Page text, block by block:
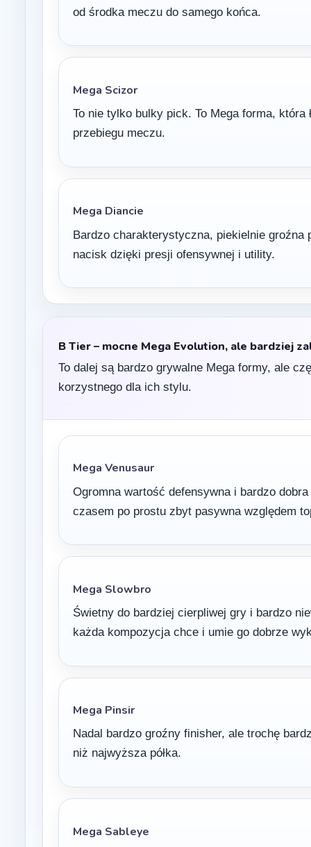
od środka meczu do samego końca.
Mega Scizor
To nie tylko bulky pick. To Mega forma,
przebiegu meczu.
Mega Diancie
Bardzo charakterystyczna, piekielnie
nacisk dzięki presji ofensywnej i utility.
B Tier – mocne Mega Evolution, ale bardziej
To dalej są bardzo grywalne Mega formy, ale
korzystnego dla ich stylu.
Mega Venusaur
Ogromna wartość defensywna i bardzo
czasem po prostu zbyt pasywna względem
Mega Slowbro
Świetny do bardziej cierpliwej gry i bardzo
każda kompozycja chce i umie go dobrze
Mega Pinsir
Nadal bardzo groźny finisher, ale trochę
niż najwyższa półka.
Mega Sableye